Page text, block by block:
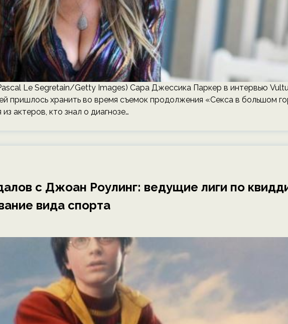
Le Segretain/Getty Images) Сара Джессика Паркер в интервью
пришлось хранить во время съемок продолжения «Секса в большом
актеров, кто знал о диагнозе…
с Джоан Роулинг: ведущие лиги по
вида спорта